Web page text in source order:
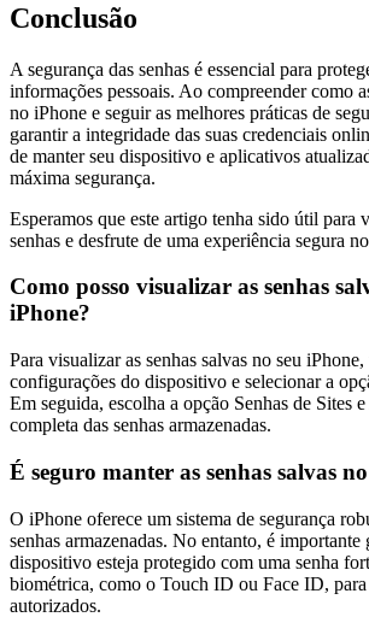
Conclusão
A segurança das senhas é essencial para
informações pessoais. Ao compreender como
no iPhone e seguir as melhores práticas de
garantir a integridade das suas credenciais
de manter seu dispositivo e aplicativos
máxima segurança.
Esperamos que este artigo tenha sido útil para
senhas e desfrute de uma experiência segura
Como posso visualizar as senhas
iPhone?
Para visualizar as senhas salvas no seu
configurações do dispositivo e selecionar a
Em seguida, escolha a opção Senhas de Sites
completa das senhas armazenadas.
É seguro manter as senhas salvas
O iPhone oferece um sistema de segurança
senhas armazenadas. No entanto, é importante
dispositivo esteja protegido com uma senha
biométrica, como o Touch ID ou Face ID, para
autorizados.